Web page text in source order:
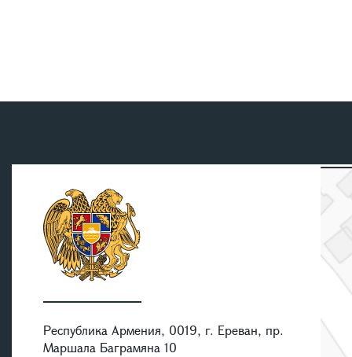
Республика Армения, 0019, г. Ереван, пр.
Маршала Баграмяна 10